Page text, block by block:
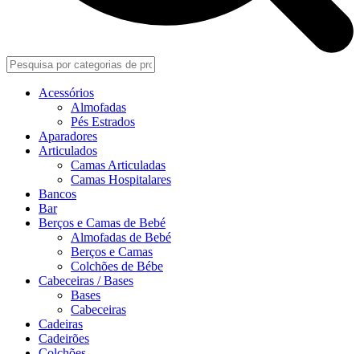
Acessórios
Almofadas
Pés Estrados
Aparadores
Articulados
Camas Articuladas
Camas Hospitalares
Bancos
Bar
Berços e Camas de Bebé
Almofadas de Bebé
Berços e Camas
Colchões de Bébe
Cabeceiras / Bases
Bases
Cabeceiras
Cadeiras
Cadeirões